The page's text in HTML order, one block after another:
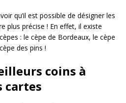
qu’il est possible de désigner les
plus précise ! En effet, il existe
: le cèpe de Bordeaux, le cèpe
des pins !
coins à
cartes